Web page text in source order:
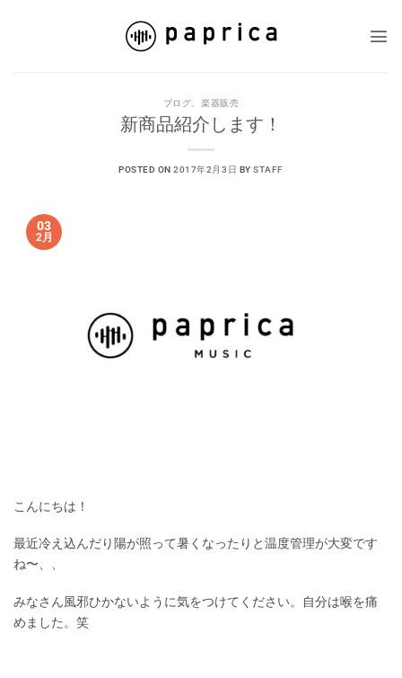
ブログ 楽器販売
新商品紹介します！
POSTED ON2017年2月3日 BYSTAFF
03
2月
こんにちは！
最近冷え込んだり陽が照って暑くなったりと温度管理が大変です
ね〜、、
みなさん風邪ひかないように気をつけてください。自分は喉を痛
めました。笑